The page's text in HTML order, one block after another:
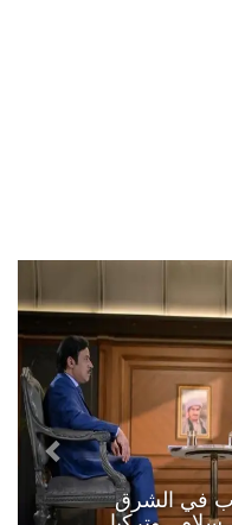
في الشرق